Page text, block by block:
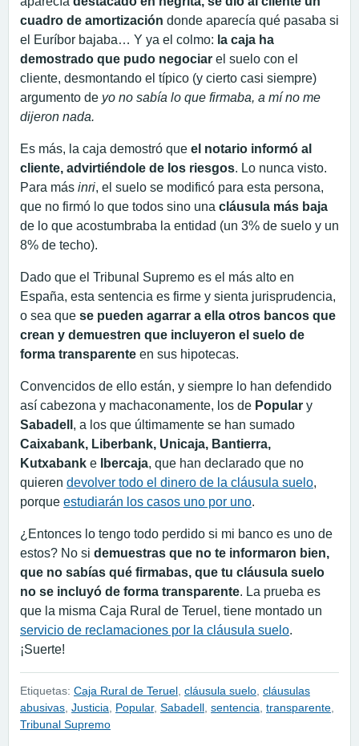
cuadro de amortización donde aparecía qué pasaba si
el Euríbor bajaba… Y ya el colmo: la caja ha
demostrado que pudo negociar el suelo con el
cliente, desmontando el típico (y cierto casi siempre)
argumento de yo no sabía lo que firmaba, a mí no me
dijeron nada.
Es más, la caja demostró que el notario informó al
cliente, advirtiéndole de los riesgos. Lo nunca visto.
Para más inri, el suelo se modificó para esta persona,
que no firmó lo que todos sino una cláusula más baja
de lo que acostumbraba la entidad (un 3% de suelo y un
8% de techo).
Dado que el Tribunal Supremo es el más alto en
España, esta sentencia es firme y sienta jurisprudencia,
o sea que se pueden agarrar a ella otros bancos que
crean y demuestren que incluyeron el suelo de
forma transparente en sus hipotecas.
Convencidos de ello están, y siempre lo han defendido
así cabezona y machaconamente, los de Popular y
Sabadell , a los que últimamente se han sumado
Caixabank, Liberbank, Unicaja, Bantierra,
Kutxabank e Ibercaja, que han declarado que no
quieren devolver todo el dinero de la cláusula suelo,
porque estudiarán los casos uno por uno.
¿Entonces lo tengo todo perdido si mi banco es uno de
estos? No si demuestras que no te informaron bien,
que no sabías qué firmabas, que tu cláusula suelo
no se incluyó de forma transparente. La prueba es
que la misma Caja Rural de Teruel, tiene montado un
servicio de reclamaciones por la cláusula suelo.
¡Suerte!
Etiquetas: Caja Rural de Teruel cláusula suelo cláusulas
abusivas Justicia Popular, Sabadell sentencia transparente
Tribunal Supremo